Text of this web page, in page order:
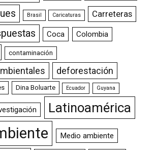
Brasil Caricaturas Carreteras
Coca Colombia
contaminación
deforestación
Dina Boluarte Ecuador Guyana
Latinoamérica
Medio ambiente